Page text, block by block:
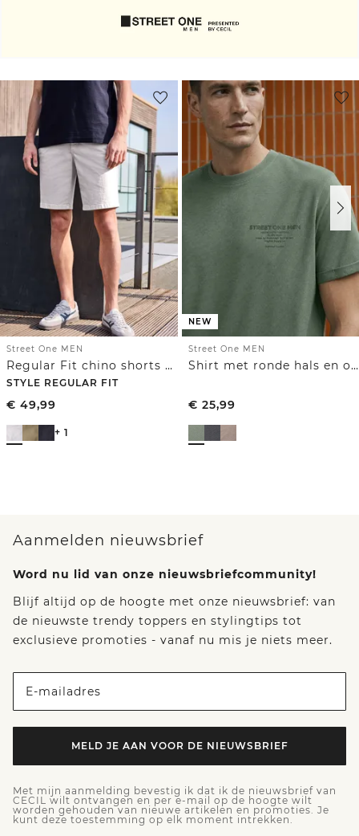
Street One MEN
Regular Fit chino shorts met zakken
STYLE REGULAR FIT
€ 49,99
+ 1
NEW
Street One MEN
Shirt met ronde hals en opdruk op de borst
€ 25,99
Aanmelden nieuwsbrief
Word nu lid van onze nieuwsbriefcommunity!
Blijf altijd op de hoogte met onze nieuwsbrief: van
de nieuwste trendy toppers en stylingtips tot
exclusieve promoties - vanaf nu mis je niets meer.
E-mailadres
MELD JE AAN VOOR DE NIEUWSBRIEF
Met mijn aanmelding bevestig ik dat ik de nieuwsbrief van
CECIL wilt ontvangen en per e-mail op de hoogte wilt
worden gehouden van nieuwe artikelen en promoties. Je
kunt deze toestemming op elk moment intrekken.